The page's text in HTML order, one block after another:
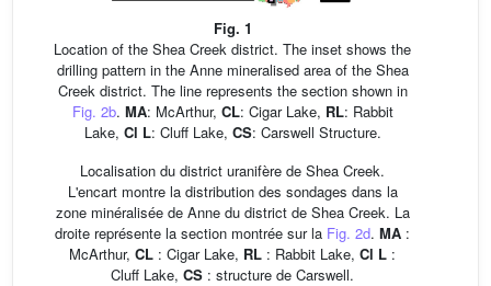
Fig. 1
Location of the Shea Creek district. The inset shows the
drilling pattern in the Anne mineralised area of the Shea
Creek district. The line represents the section shown in
Fig. 2b. MA: McArthur, CL: Cigar Lake, RL: Rabbit
Lake, Cl L: Cluff Lake, CS: Carswell Structure.
Localisation du district uranifère de Shea Creek.
L'encart montre la distribution des sondages dans la
zone minéralisée de Anne du district de Shea Creek. La
droite représente la section montrée sur la Fig. 2d. MA :
McArthur, CL : Cigar Lake, RL : Rabbit Lake, Cl L :
Cluff Lake, CS : structure de Carswell.